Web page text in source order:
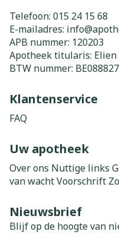
Telefoon: 015 24 15 68
E-mailadres: info@
APB nummer: 120203
Apotheek titularis: Elien
BTW nummer:
Klantenservice
FAQ
Uw apotheek
Over ons Nuttige links
van wachtVoorschrift
Nieuwsbrief
Blijf op de hoogte van